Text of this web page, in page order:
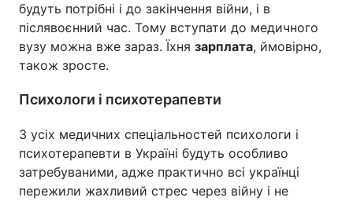
будуть потрібні і до закінчення війни, і в
післявоєнний час. Тому вступати до медичного
вузу можна вже зараз. Їхня зарплата, ймовірно,
також зросте.
Психологи і психотерапевти
З усіх медичних спеціальностей психологи і
психотерапевти в Україні будуть особливо
затребуваними, адже практично всі українці
пережили жахливий стрес через війну і не